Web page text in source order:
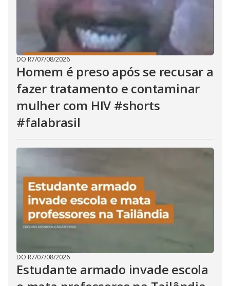
DO R7/07/08/2026
Homem é preso após se recusar a
fazer tratamento e contaminar
mulher com HIV #shorts
#falabrasil
DO R7/07/08/2026
Estudante armado invade escola